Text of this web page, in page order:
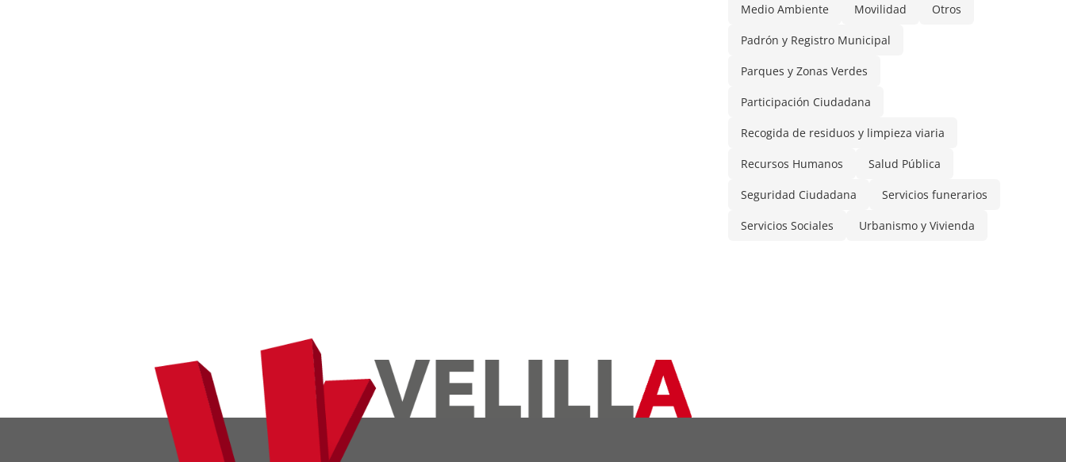
Medio Ambiente Movilidad Otros
Padrón y Registro Municipal
Parques y Zonas Verdes
Participación Ciudadana
Recogida de residuos y limpieza viaria
Recursos Humanos Salud Pública
Seguridad Ciudadana Servicios funerarios
Servicios Sociales Urbanismo y Vivienda